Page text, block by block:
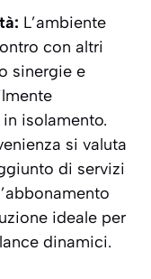
L’ambiente
con altri
sinergie e
isolamento.
si valuta
di servizi
ideale per
dinamici.